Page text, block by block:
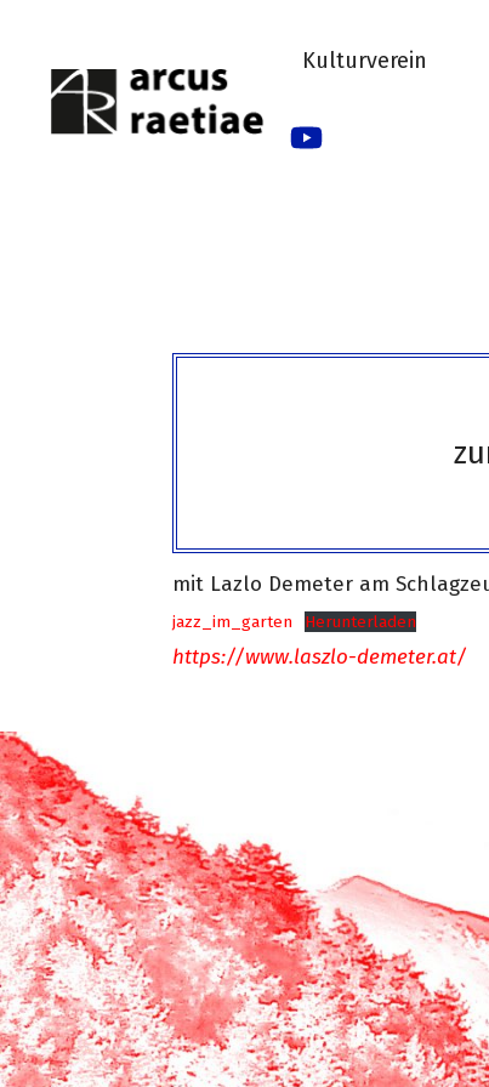
springen
Kulturverein
mit Lazlo Demeter am
jazz_im_garten Herunterladen
https://www.laszlo-demeter.at/